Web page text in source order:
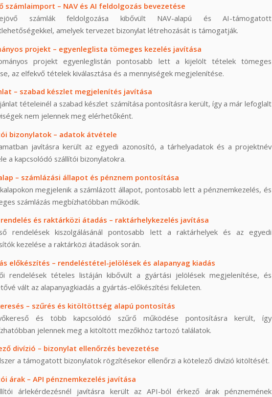
számlaimport – NAV és AI feldolgozás bevezetése
számlák feldolgozása kibővült NAV-alapú és AI-támogatott
amelyek tervezet bizonylat létrehozását is támogatják.
projekt – egyenleglista tömeges kezelés javítása
projekt egyenleglistán pontosabb lett a kijelölt tételek tömeges
az elfekvő tételek kiválasztása és a mennyiségek megjelenítése.
– szabad készlet megjelenítés javítása
tételeinél a szabad készlet számítása pontosításra került, így a már lefoglalt
nem jelennek meg elérhetőként.
bizonylatok – adatok átvétele
javításra került az egyedi azonosító, a tárhelyadatok és a projektnév
a kapcsolódó szállítói bizonylatokra.
– számlázási állapot és pénznem pontosítása
megjelenik a számlázott állapot, pontosabb lett a pénznemkezelés, és
számlázás megbízhatóbban működik.
és raktárközi átadás – raktárhelykezelés javítása
rendelések kiszolgálásánál pontosabb lett a raktárhelyek és az egyedi
kezelése a raktárközi átadások során.
előkészítés – rendeléstétel-jelölések és alapanyag kiadás
rendelések tételes listáján kibővült a gyártási jelölések megjelenítése, és
vált az alapanyagkiadás a gyártás-előkészítési felületen.
– szűrés és kitöltöttség alapú pontosítás
és több kapcsolódó szűrő működése pontosításra került, így
jelennek meg a kitöltött mezőkhöz tartozó találatok.
divízió – bizonylat ellenőrzés bevezetése
a támogatott bizonylatok rögzítésekor ellenőrzi a kötelező divízió kitöltését.
árak – API pénznemkezelés javítása
árlekérdezésnél javításra került az API-ból érkező árak pénznemének